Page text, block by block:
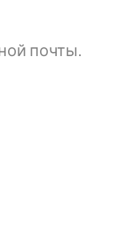
почты.